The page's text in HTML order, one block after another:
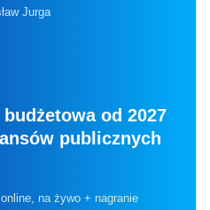
Jurga
od 2027
publicznych
online, na żywo + nagranie